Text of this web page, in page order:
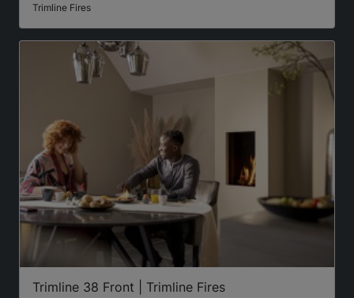
Trimline Fires
Trimline 38 Front | Trimline Fires